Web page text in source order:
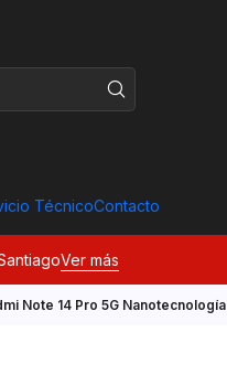
TécnicoContacto
Ver más
Note 14 Pro 5G Nanotecnología